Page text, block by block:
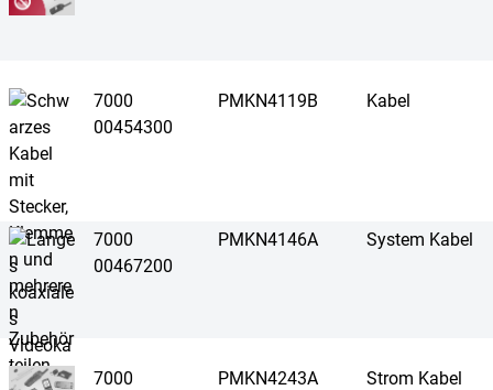
7000
00454300
PMKN4119B Kabel
7000
00467200
PMKN4146A System Kabel
7000
PMKN4243A Strom Kabel